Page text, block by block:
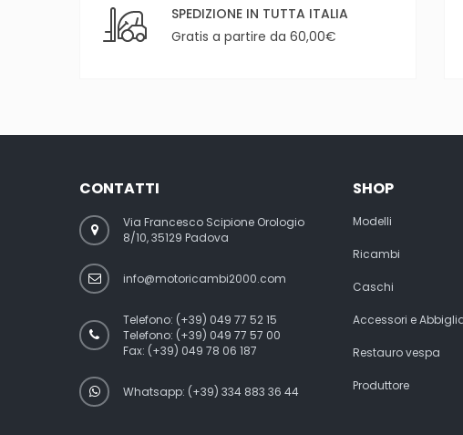
SPEDIZIONE IN TUTTA ITALIA
Gratis a partire da 60,00€
CONTATTI
Via Francesco Scipione Orologio
8/10, 35129 Padova
info@motoricambi2000.com
Telefono: (+39) 049 77 52 15
Telefono: (+39) 049 77 57 00
Fax: (+39) 049 78 06 187
Whatsapp: (+39) 334 883 36 44
SHOP
Modelli
Ricambi
Caschi
Accessori e
Restauro vespa
Produttore